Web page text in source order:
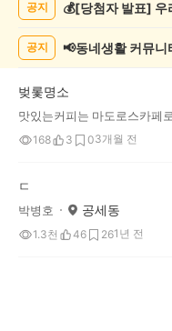
시
공지
공지 📢동네생활 커뮤
벚롳명소
맛있는커피는 마도로스카페
168 3 03개월 전
ㄷ
박병호 공세동
1.3천 46 261년 전